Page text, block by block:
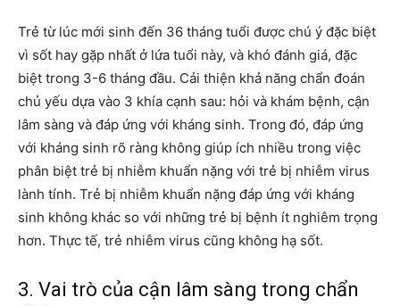
Trẻ từ lúc mới sinh đến 36 tháng tuổi được chú ý đặc biệt
vì sốt hay gặp nhất ở lứa tuổi này, và khó đánh giá, đặc
biệt trong 3-6 tháng đầu. Cải thiện khả năng chẩn đoán
chủ yếu dựa vào 3 khía cạnh sau: hỏi và khám bệnh, cận
lâm sàng và đáp ứng với kháng sinh. Trong đó, đáp ứng
với kháng sinh rõ ràng không giúp ích nhiều trong việc
phân biệt trẻ bị nhiễm khuẩn nặng với trẻ bị nhiễm virus
lành tính. Trẻ bị nhiễm khuẩn nặng đáp ứng với kháng
sinh không khác so với những trẻ bị bệnh ít nghiêm trọng
hơn. Thực tế, trẻ nhiễm virus cũng không hạ sốt.
3. Vai trò của cận lâm sàng trong chẩn